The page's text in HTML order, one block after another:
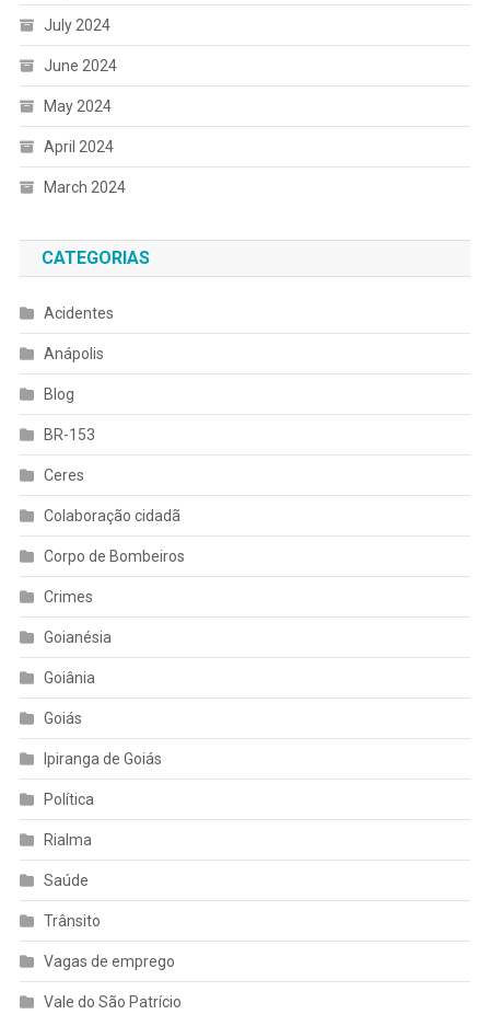
July 2024
June 2024
May 2024
April 2024
March 2024
CATEGORIAS
Acidentes
Anápolis
Blog
BR-153
Ceres
Colaboração cidadã
Corpo de Bombeiros
Crimes
Goianésia
Goiânia
Goiás
Ipiranga de Goiás
Política
Rialma
Saúde
Trânsito
Vagas de emprego
Vale do São Patrício